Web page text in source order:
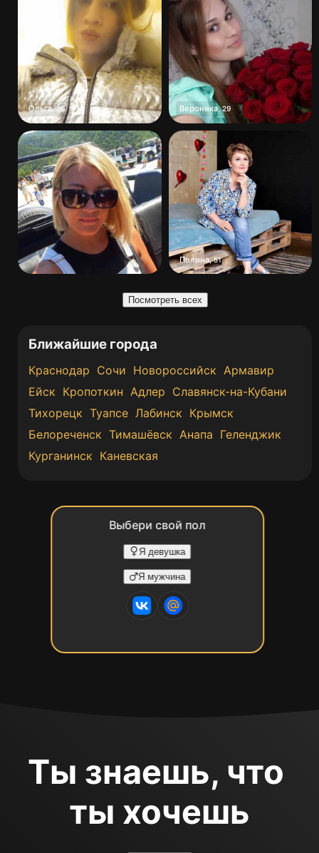
Ольга,26 Вероника,29
Полина,51
Посмотреть всех
Ближайшие города
Краснодар Сочи Новороссийск Армавир
Ейск Кропоткин Адлер Славянск-на-Кубани
Тихорецк Туапсе Лабинск Крымск
Белореченск Тимашёвск Анапа Геленджик
Курганинск Каневская
Выбери свой пол
Я девушка
Я мужчина
Ты знаешь, что
ты хочешь